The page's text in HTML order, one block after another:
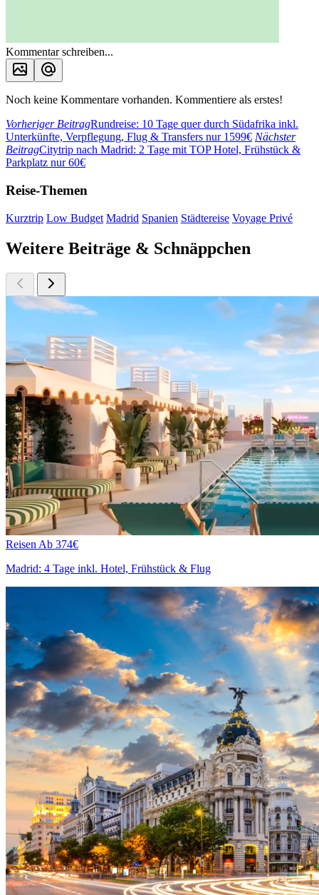
Kommentar schreiben...
Noch keine Kommentare vorhanden. Kommentiere als erstes!
Vorheriger BeitragRundreise: 10 Tage quer durch Südafrika inkl.
Unterkünfte, Verpflegung, Flug & Transfers nur 1599€ Nächster
BeitragCitytrip nach Madrid: 2 Tage mit TOP Hotel, Frühstück &
Parkplatz nur 60€
Reise-Themen
Kurztrip Low Budget Madrid Spanien Städtereise Voyage Privé
Weitere Beiträge & Schnäppchen
Reisen Ab 374€
Madrid: 4 Tage inkl. Hotel, Frühstück & Flug